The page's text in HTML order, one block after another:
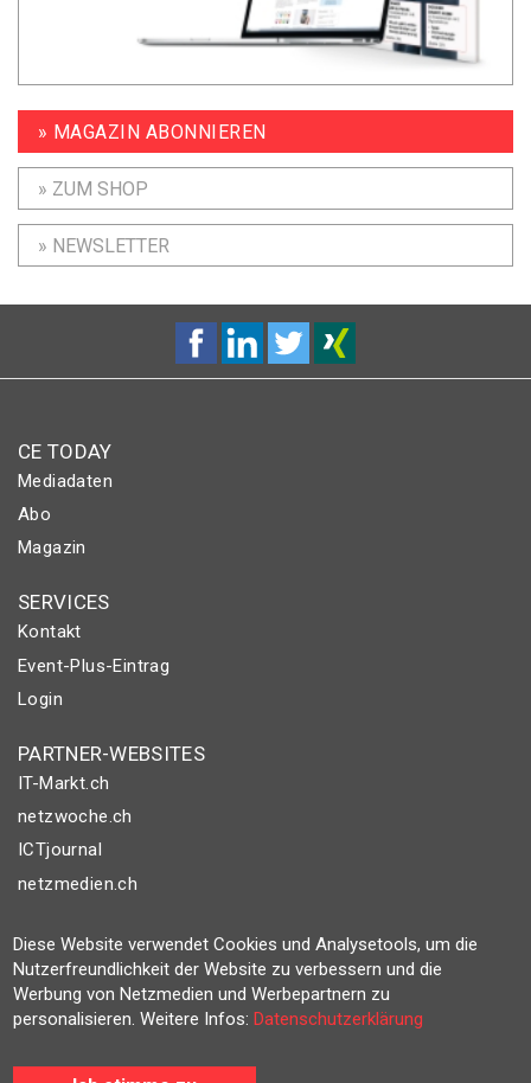
» MAGAZIN ABONNIEREN
» ZUM SHOP
» NEWSLETTER
CE TODAY
Mediadaten
Abo
Magazin
SERVICES
Kontakt
Event-Plus-Eintrag
Login
PARTNER-WEBSITES
IT-Markt.ch
netzwoche.ch
ICTjournal
netzmedien.ch
© NETZMEDIEN AG 2026
Impressum
AGB
Datenschutzerklärung
Diese Website verwendet Cookies und Analysetools, um die
Nutzerfreundlichkeit der Website zu verbessern und die
Werbung von Netzmedien und Werbepartnern zu
personalisieren. Weitere Infos:Datenschutzerklärung